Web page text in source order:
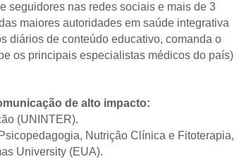
seguidores nas redes sociais e mais de 3
maiores autoridades em saúde integrativa
diários de conteúdo educativo, comanda o
os principais especialistas médicos do país)
de alto impacto:
(UNINTER).
Nutrição Clínica e Fitoterapia,
University (EUA).